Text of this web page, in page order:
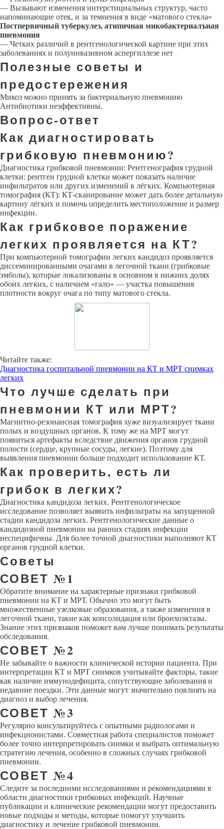
— Вызывают изменения интерстициальных структур, часто
напоминающие отек, и за­ темнения в виде «матового стекла»
Постпервичный туберкулез, атипичная микобактериалъная
пневмония
— Четких различий в рентгенологической картине при этих
заболеваниях и полуинвазивном аспергиллезе нет
Полезные советы и
предостережения
Микоз можно принять за бактериальную пневмонию
Антибиотики неэф­фективны.
Вопрос-ответ
Как диагностировать
грибковую пневмонию?
Диагностика грибковой пневмонии: Рентгенография грудной
клетки: рентген грудной клетки может показать наличие
инфильтратов или других изменений в лёгких. Компьютерная
томография (КТ): КТ-сканирование может дать более детальную
картину лёгких и помочь определить местоположение и размер
инфекции.
Как грибковое поражение
легких проявляется на КТ?
При компьютерной томографии легких кандидоз проявляется
диссеминированными очагами в легочной ткани (грибковые
эмболы), которые локализованы в основном в нижних долях
обоих легких, с наличием «гало» — участка повышения
плотности вокруг очага по типу матового стекла.
Читайте также:
Диагностика госпитальной пневмонии на КТ и МРТ снимках
легких
Что лучше сделать при
пневмонии КТ или МРТ?
Магнитно-резонансная томография хуже визуализирует ткани
полых и воздушных органов. К тому же на МРТ могут
появиться артефакты вследствие движения органов грудной
полости (сердце, крупные сосуды, легкие). Поэтому для
выявления пневмонии больше подходит использование КТ.
Как проверить, есть ли
грибок в легких?
Диагностика кандидоза легких. Рентгенологическое
исследование позволяет выявить инфильтраты на запущенной
стадии кандидоза легких. Рентгенологические данные о
кандидозной пневмонии на ранних стадиях инфекции
неспецифичны. Для более точной диагностики выполняют КТ
органов грудной клетки.
Советы
СОВЕТ №1
Обратите внимание на характерные признаки грибковой
пневмонии на КТ и МРТ. Обычно это могут быть
множественные узелковые образования, а также изменения в
легочной ткани, такие как консолидация или бронхоэктазы.
Знание этих признаков поможет вам лучше понимать результаты
обследования.
СОВЕТ №2
Не забывайте о важности клинической истории пациента. При
интерпретации КТ и МРТ снимков учитывайте факторы, такие
как наличие иммунодефицита, сопутствующие заболевания и
недавние поездки. Эти данные могут значительно повлиять на
диагноз и выбор лечения.
СОВЕТ №3
Регулярно консультируйтесь с опытными радиологами и
инфекционистами. Совместная работа специалистов поможет
более точно интерпретировать снимки и выбрать оптимальную
стратегию лечения, особенно в сложных случаях грибковой
пневмонии.
СОВЕТ №4
Следите за последними исследованиями и рекомендациями в
области диагностики грибковых инфекций. Научные
публикации и клинические рекомендации могут предоставить
новые подходы и методы, которые помогут улучшить
диагностику и лечение грибковой пневмонии.